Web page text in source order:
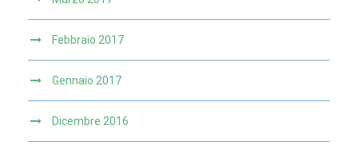
Febbraio 2017
Gennaio 2017
Dicembre 2016